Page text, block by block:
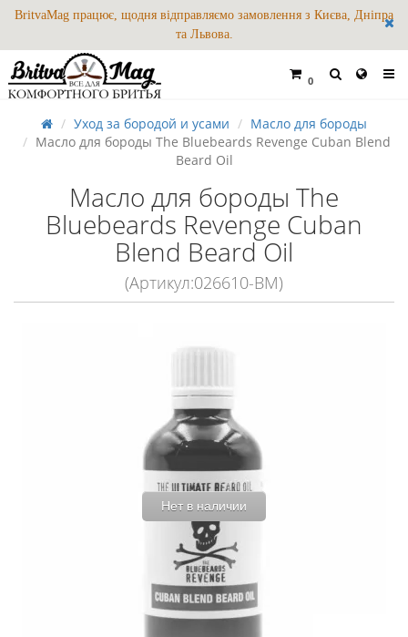
BritvaMag працює, щодня відправляємо замовлення з Києва, Дніпра
та Львова.
0
Уход за бородой и усами
Масло для бороды
Масло для бороды The Bluebeards Revenge Cuban Blend
Beard Oil
Масло для бороды The
Bluebeards Revenge Cuban
Blend Beard Oil
(Артикул:026610-BM)
Нет в наличии